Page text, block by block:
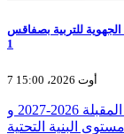
الجهوية للتربية بصفاقس
1
7 أوت 2026، 15:00
في إطار الإستعداد للمرور للسنة الدراسية المقبلة 2026-2027 و
البنية التحتية